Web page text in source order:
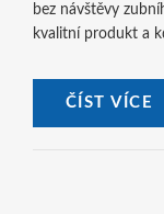
bez návštěvy
kvalitní produkt a
ČÍST VÍCE